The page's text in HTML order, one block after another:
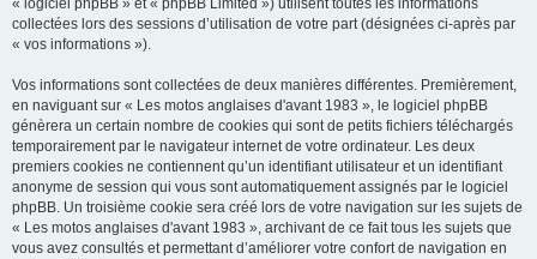
« logiciel phpBB » et « phpBB Limited ») utilisent toutes les informations
collectées lors des sessions d’utilisation de votre part (désignées ci-après par
« vos informations »).
Vos informations sont collectées de deux manières différentes. Premièrement,
en naviguant sur « Les motos anglaises d'avant 1983 », le logiciel phpBB
génèrera un certain nombre de cookies qui sont de petits fichiers téléchargés
temporairement par le navigateur internet de votre ordinateur. Les deux
premiers cookies ne contiennent qu’un identifiant utilisateur et un identifiant
anonyme de session qui vous sont automatiquement assignés par le logiciel
phpBB. Un troisième cookie sera créé lors de votre navigation sur les sujets de
« Les motos anglaises d'avant 1983 », archivant de ce fait tous les sujets que
vous avez consultés et permettant d’améliorer votre confort de navigation en